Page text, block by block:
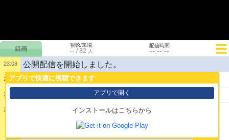
アプリで快適に視聴できます
アプリで開く
インストールはこちらから
視聴/来場
-- /82 人
配信時間
--:--:--
23:08 公開配信を開始しました。
23:08 1:ガバ１
23:08 えろげきちゃああああああ
23:08
ﾔﾒﾛｰ！ｼﾆﾀｸﾅｰｲ!